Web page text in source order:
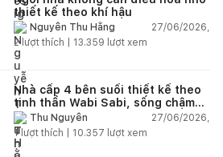
thiết kế theo khí hậu
Nguyễn Thu Hằng
27/06/2026,
2lượt thích | 13.359 lượt xem
Nhà cấp 4 bên suối thiết kế theo
tinh thần Wabi Sabi, sống chậm
giữa thiên nhiên
Thu Nguyễn
27/06/2026,
1lượt thích | 10.357 lượt xem